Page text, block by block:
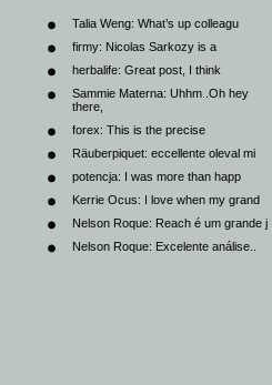
Talia Weng: What’s up colleagu
firmy: Nicolas Sarkozy is a
herbalife: Great post, I think
Sammie Materna: Uhhm..Oh hey
there,
forex: This is the precise
Räuberpiquet: eccellente oleval mi
potencja: I was more than happ
Kerrie Ocus: I love when my grand
Nelson Roque: Reach é um grande j
Nelson Roque: Excelente análise..